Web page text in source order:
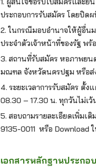
ประกอบการรับสมัคร โดยปิด
2.ในกรณีมอบอำนาจให้ผู้อื่น
ประจำตัวเจ้าหน้าที่ของรัฐ พร้
3. สถานที่รับสมัคร หอภาพยน
มณฑล จังหวัดนครปฐม หรือส่
4. ระยะเวลาการรับสมัคร ตั้
08.30 – 17.30 น. ทุกวันไม่เ
5. สอบถามรายละเอียดเพิ่ม
9135-0011 หรือ Download
เอกสารหลักฐานประกอ